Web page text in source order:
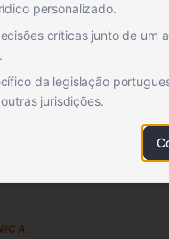
tipo é necessária para
são utilizadas para facilitar
apresentadas estão em
da câmara municipal.
personalizado.
críticas junto de um
da legislação
jurisdições.